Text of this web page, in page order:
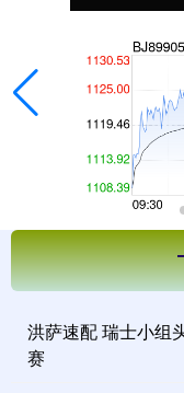
洪萨速配 瑞士小组
赛